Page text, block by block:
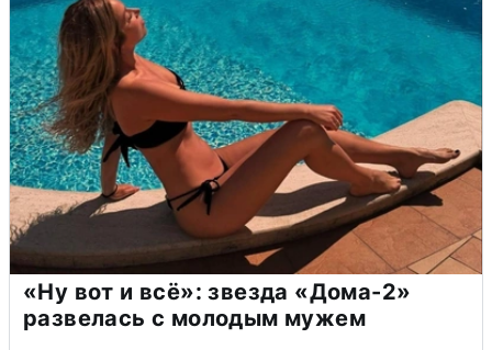
«Ну вот и всё»: звезда «Дома-2»
развелась с молодым мужем